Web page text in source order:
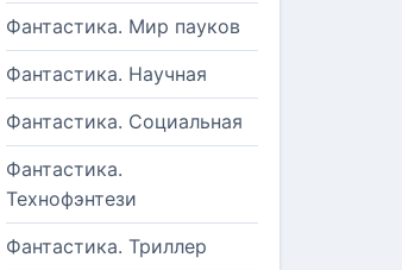
Фантастика. Мир пауков
Фантастика. Научная
Фантастика. Социальная
Фантастика.
Технофэнтези
Фантастика. Триллер